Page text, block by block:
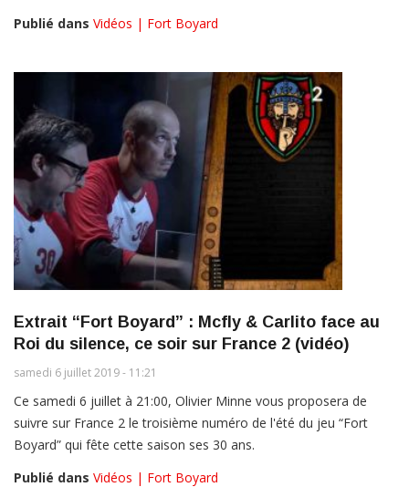
Publié dans Vidéos | Fort Boyard
Extrait “Fort Boyard” : Mcfly & Carlito face au
Roi du silence, ce soir sur France 2 (vidéo)
samedi 6 juillet 2019 - 11:21
Ce samedi 6 juillet à 21:00, Olivier Minne vous proposera de
suivre sur France 2 le troisième numéro de l'été du jeu “Fort
Boyard” qui fête cette saison ses 30 ans.
Publié dans Vidéos | Fort Boyard